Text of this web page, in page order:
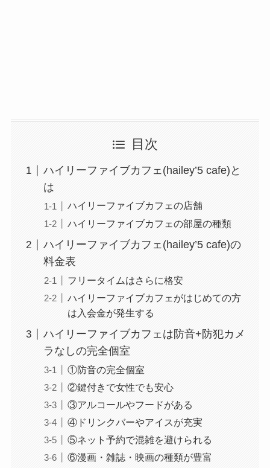
目次
ハイリーファイブカフェ(hailey’5 cafe)と
は
ハイリーファイブカフェの店舗
ハイリーファイブカフェの部屋の種類
ハイリーファイブカフェ(hailey’5 cafe)の
料金表
フリータイムはさらに格安
ハイリーファイブカフェがはじめての方
は入会金が発生する
ハイリーファイブカフェは防音+防犯カメ
ラなしの完全個室
①防音の完全個室
②鍵付きで女性でも安心
③アルコールやフードがある
④ドリンクバーやアイスが充実
⑤ネット予約で混雑を避けられる
⑥漫画・雑誌・映画の種類が豊富